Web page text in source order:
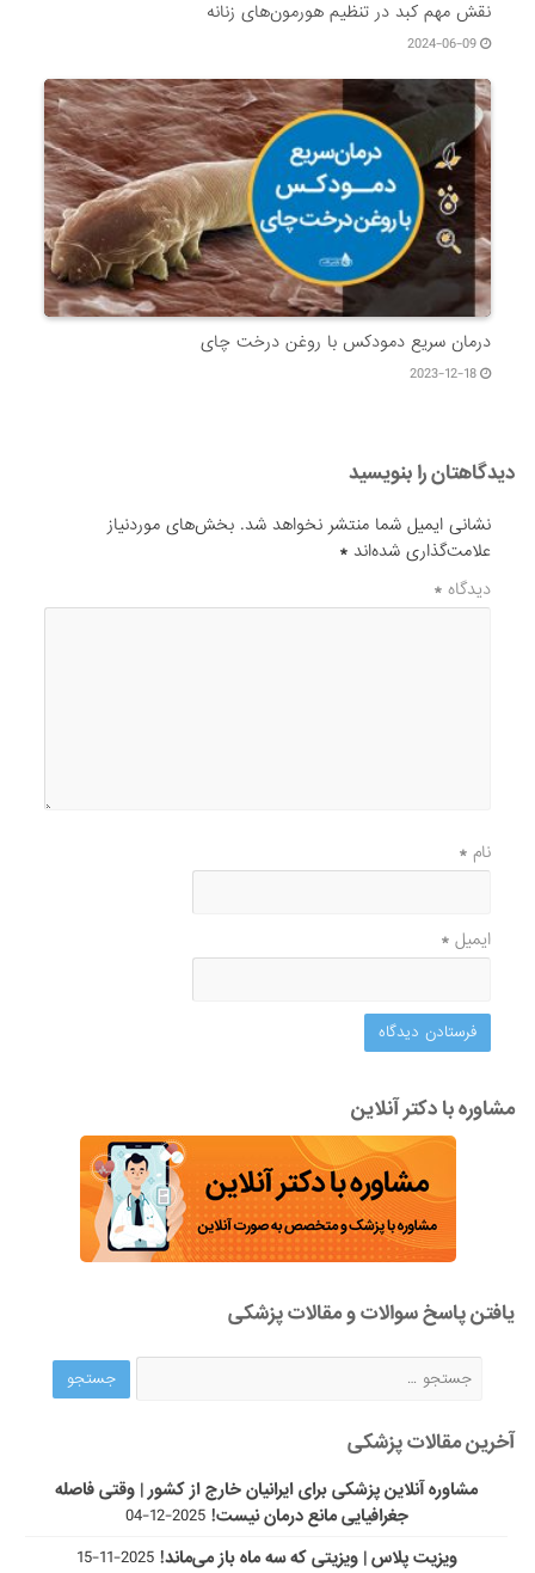
نقش مهم کبد در تنظیم هورمون‌های زنانه
2024-06-09
درمان سریع دمودکس با روغن درخت چای
2023-12-18
دیدگاهتان را بنویسید
نشانی ایمیل شما منتشر نخواهد شد. بخش‌های موردنیاز
علامت‌گذاری شده‌اند*
دیدگاه*
نام*
ایمیل*
مشاوره با دکتر آنلاین
یافتن پاسخ سوالات و مقالات پزشکی
آخرین مقالات پزشکی
مشاوره آنلاین پزشکی برای ایرانیان خارج از کشور | وقتی فاصله
جغرافیایی مانع درمان نیست! 2025-12-04
ویزیت پلاس | ویزیتی که سه ماه باز می‌ماند! 2025-11-15